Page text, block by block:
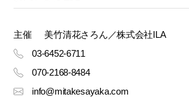
主催
美竹清花さろん／株式会社ILA
03-6452-6711
070-2168-8484
info@mitakesayaka.com